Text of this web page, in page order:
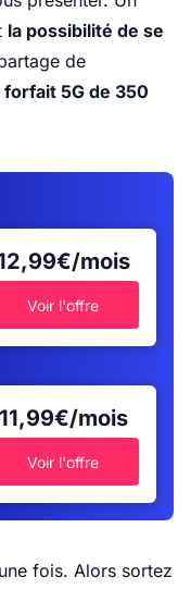
la possibilité de se
de
forfait 5G de 350
mois
Voir l'offre
11,99€/mois
Voir l'offre
fois. Alors sortez